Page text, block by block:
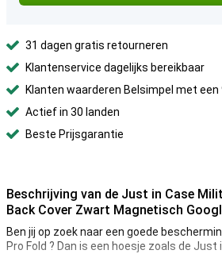
31 dagen gratis retourneren
Klantenservice dagelijks bereikbaar
Klanten waarderen Belsimpel met een
Actief in 30 landen
Beste Prijsgarantie
Beschrijving van de Just in Case
Back Cover Zwart Magnetisch
Ben jij op zoek naar een goede
Pro Fold ? Dan is een hoesje zoals de Just